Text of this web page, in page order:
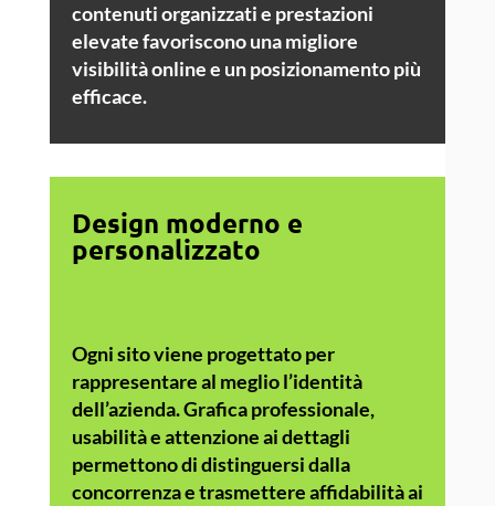
contenuti organizzati e prestazioni
elevate favoriscono una migliore
visibilità online e un posizionamento più
efficace.
Design moderno e
personalizzato
Ogni sito viene progettato per
rappresentare al meglio l’identità
dell’azienda. Grafica professionale,
usabilità e attenzione ai dettagli
permettono di distinguersi dalla
concorrenza e trasmettere affidabilità ai